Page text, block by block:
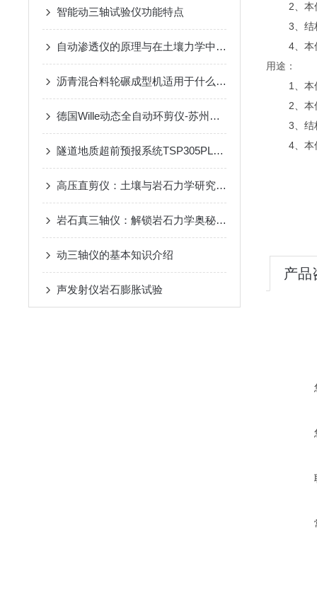
智能动三轴试验仪功能特点
自动渗透仪的原理与在土壤力学中的应用
沥青混合料轮碾成型机适用于什么材料试验
德国Wille动态全自动环剪仪-苏州拓测仪器设备有限公司
隧道地质超前预报系统TSP305PLUS介绍
高压直剪仪：土壤与岩石力学研究中的核心工具
岩石真三轴仪：解锁岩石力学奥秘的精密钥匙
动三轴仪的基本知识介绍
声发射仪岩石膨胀试验
2、
3、结
4、本
用途：
1、本
2、
3、结
4、本
产品